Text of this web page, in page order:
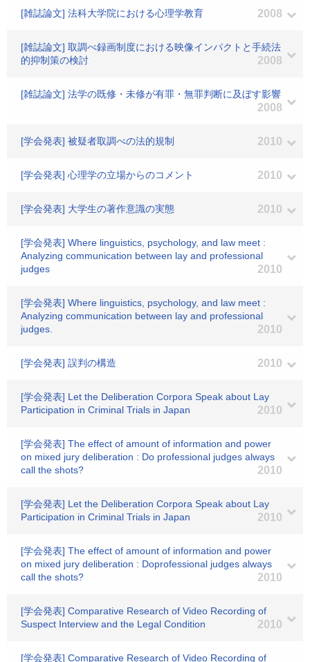
[雑誌論文] 法科大学院における心理学教育 2008
[雑誌論文] 取調べ録画制度における映像インパクトと手続法
的抑制策の検討
2008
[雑誌論文] 法学の既修・未修が有罪・無罪判断に及ぼす影響
2008
[学会発表] 被疑者取調べの法的規制 2010
[学会発表] 心理学の立場からのコメント 2010
[学会発表] 大学生の著作意識の実態 2010
[学会発表] Where linguistics, psychology, and law meet :
Analyzing communication between lay and professional
judges
2010
[学会発表] Where linguistics, psychology, and law meet :
Analyzing communication between lay and professional
judges.
2010
[学会発表] 誤判の構造 2010
[学会発表] Let the Deliberation Corpora Speak about Lay
Participation in Criminal Trials in Japan
2010
[学会発表] The effect of amount of information and power
on mixed jury deliberation : Do professional judges always
call the shots?
2010
[学会発表] Let the Deliberation Corpora Speak about Lay
Participation in Criminal Trials in Japan
2010
[学会発表] The effect of amount of information and power
on mixed jury deliberation : Doprofessional judges always
call the shots?
2010
[学会発表] Comparative Research of Video Recording of
Suspect Interview and the Legal Condition
2010
[学会発表] Comparative Research of Video Recording of